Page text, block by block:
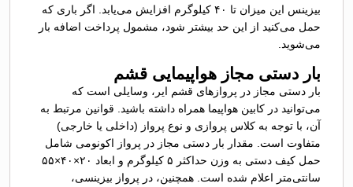
بیزینس این میزان تا ۴۰ کیلوگرم افزایش می‌یابد. اگر باری که
حمل می‌کنید از این حد بیشتر شود، مشمول پرداخت اضافه بار
می‌شوید.
بار دستی مجاز هواپیمایی قشم
بار دستی مجاز در پروازهای قشم ایر، وسایلی است که
می‌توانید در کابین هواپیما همراه داشته باشید. قوانین مرتبط به
آن، با توجه به کلاس پروازی و نوع پرواز (داخلی یا خارجی)
متفاوت است. مقدار بار دستی مجاز در پرواز اکونومی شامل
حمل کیف دستی به وزن حداکثر ۵ کیلوگرم و ابعاد ۲۰×۴۰×۵۵
سانتی‌متر اعلام شده است. همچنین، در پرواز بیزینسی،